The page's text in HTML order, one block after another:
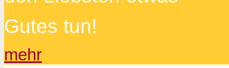
Gutes tun!
mehr